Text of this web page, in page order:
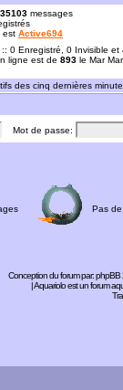
35103 messages
est Active694
:: 0 Enregistré, 0 Invisible
ligne est de 893 le Mar
des cinq dernières
Mot de passe:
Pas
Conception du forum par:phpBB
| Aquariolo est un forum